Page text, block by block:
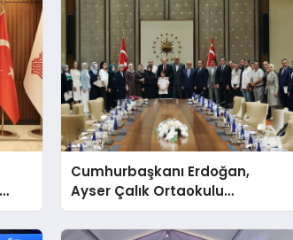
Cumhurbaşkanı Erdoğan,
Ayser Çalık Ortaokulu
Şehitlerinin Aileleriyle Bir
Araya Geldi